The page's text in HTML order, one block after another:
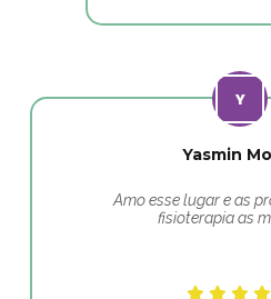
Yasmin
Amo esse lugar e as
fisioterapia as